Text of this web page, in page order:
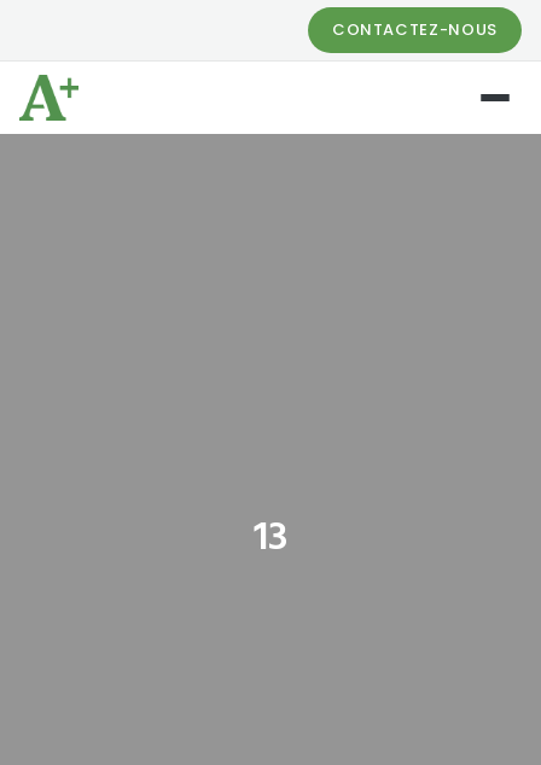
CONTACTEZ-NOUS
13